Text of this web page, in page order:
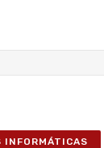
INFORMÁTICAS